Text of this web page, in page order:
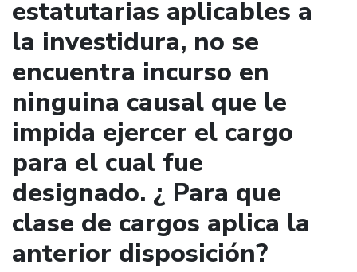
estatutarias aplicables a
la investidura, no se
encuentra incurso en
ninguina causal que le
impida ejercer el cargo
para el cual fue
designado. ¿ Para que
clase de cargos aplica la
anterior disposición?